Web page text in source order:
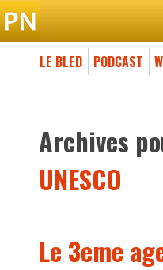
LE BLED PODCAST
Archives
UNESCO
Le 3eme